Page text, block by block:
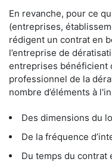
En revanche, pour ce
(entreprises,
rédigent un contrat en
l’entreprise de
entreprises bénéficient
professionnel de la
nombre d’éléments à
Des dimensions du
De la fréquence
Du temps du contrat